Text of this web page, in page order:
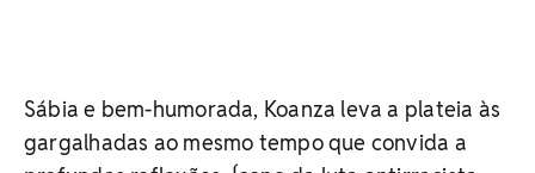
Sábia e bem-humorada, Koanza leva a plateia às
gargalhadas ao mesmo tempo que convida a